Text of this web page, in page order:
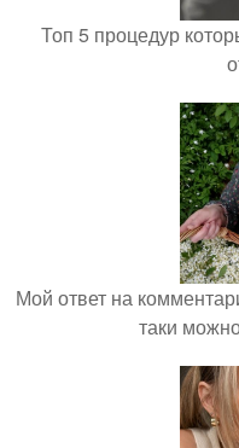
Топ 5 процедур
Мой ответ на
таки